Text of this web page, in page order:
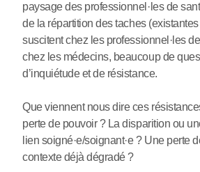
paysage des professionnel · les de
de la répartition des taches
suscitent chez les professionnel · les
chez les médecins, beaucoup de
d’inquiétude et de résistance.
Que viennent nous dire ces
perte de pouvoir ? La disparition ou
lien soigné·e/soignant·e ? Une perte
contexte déjà dégradé ?